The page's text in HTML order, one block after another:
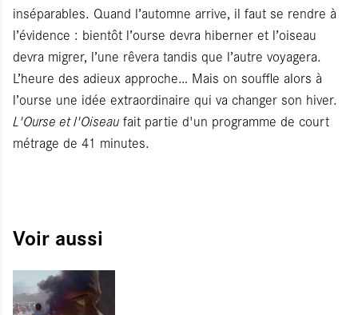
inséparables. Quand l’automne arrive, il faut se rendre à
l’évidence : bientôt l’ourse devra hiberner et l’oiseau
devra migrer, l’une rêvera tandis que l’autre voyagera.
L’heure des adieux approche… Mais on souffle alors à
l’ourse une idée extraordinaire qui va changer son hiver.
L'Ourse et l'Oiseau fait partie d'un programme de court
métrage de 41 minutes.
Voir aussi